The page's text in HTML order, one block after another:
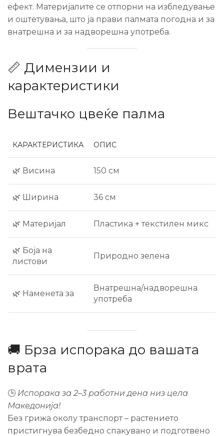
ефект. Материјалите се отпорни на избледување
и оштетувања, што ја прави палмата погодна и за
внатрешна и за надворешна употреба.
📏 Димензии и
карактеристики
Вештачко цвеќе палма
КАРАКТЕРИСТИКА ОПИС
🌿 Висина 150 см
🌿 Ширина 36 см
🌿 Материјал Пластика + текстилен микс
🌿 Боја на
листови
Природно зелена
🌿 Наменета за
Внатрешна/надворешна
употреба
🚚 Брза испорака до вашата
врата
🕒 Испорака за 2–3 работни дена низ цела
Македонија!
Без грижа околу транспорт – растението
пристигнува безбедно спакувано и подготвено